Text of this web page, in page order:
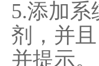
5.添加
剂，并
并提示。